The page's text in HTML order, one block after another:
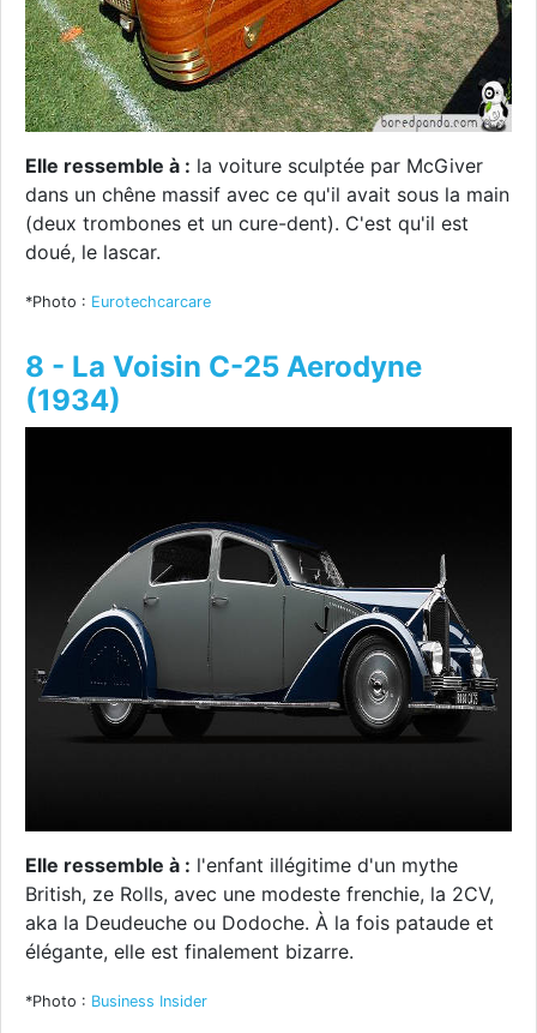
Elle ressemble à : la voiture sculptée par McGiver
dans un chêne massif avec ce qu'il avait sous la main
(deux trombones et un cure-dent). C'est qu'il est
doué, le lascar.
*Photo : Eurotechcarcare
8 - La Voisin C-25 Aerodyne
(1934)
Elle ressemble à : l'enfant illégitime d'un mythe
British, ze Rolls, avec une modeste frenchie, la 2CV,
aka la Deudeuche ou Dodoche. À la fois pataude et
élégante, elle est finalement bizarre.
*Photo : Business Insider